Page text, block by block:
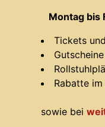
Montag bis
Tickets
Rabatte
sowie bei